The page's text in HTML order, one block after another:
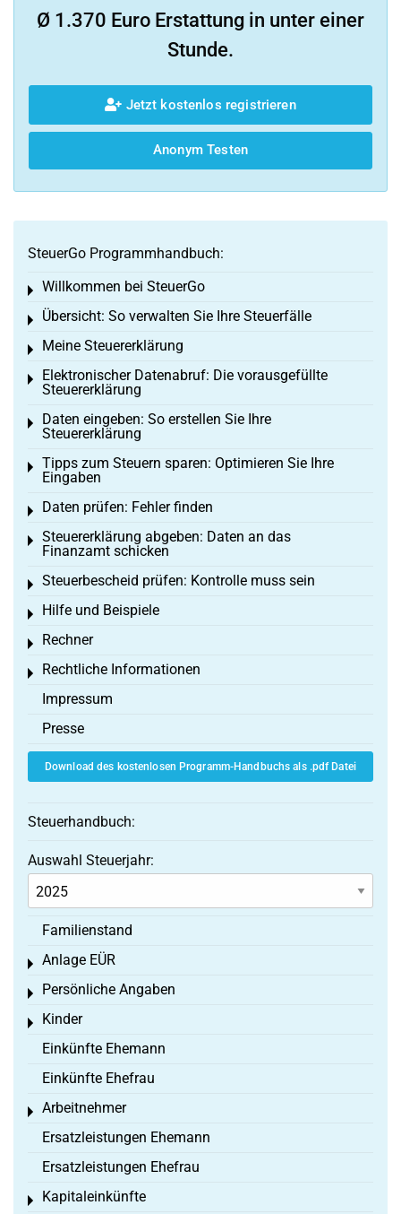
Ø 1.370 Euro Erstattung in unter einer
Stunde.
Jetzt kostenlos registrieren
Anonym Testen
SteuerGo Programmhandbuch:
Willkommen bei SteuerGo
Toggle menu
Übersicht: So verwalten Sie Ihre Steuerfälle
Toggle menu
Meine Steuererklärung
Toggle menu
Elektronischer Datenabruf: Die vorausgefüllte
Steuererklärung
Toggle menu
Daten eingeben: So erstellen Sie Ihre
Steuererklärung
Toggle menu
Tipps zum Steuern sparen: Optimieren Sie Ihre
Eingaben
Toggle menu
Daten prüfen: Fehler finden
Toggle menu
Steuererklärung abgeben: Daten an das
Finanzamt schicken
Toggle menu
Steuerbescheid prüfen: Kontrolle muss sein
Toggle menu
Hilfe und Beispiele
Toggle menu
Rechner
Toggle menu
Rechtliche Informationen
Toggle menu
Impressum
Presse
Download des kostenlosen Programm-Handbuchs als .pdf Datei
Steuerhandbuch:
Auswahl Steuerjahr:
Familienstand
Anlage EÜR
Toggle menu
Persönliche Angaben
Toggle menu
Kinder
Toggle menu
Einkünfte Ehemann
Einkünfte Ehefrau
Arbeitnehmer
Toggle menu
Ersatzleistungen Ehemann
Ersatzleistungen Ehefrau
Kapitaleinkünfte
Toggle menu